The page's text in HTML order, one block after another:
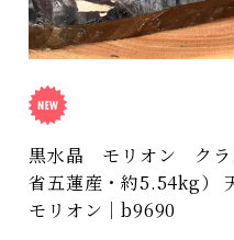
黒水晶 モリオン クラ
省五蓮産・約5.54kg）
モリオン｜b9690